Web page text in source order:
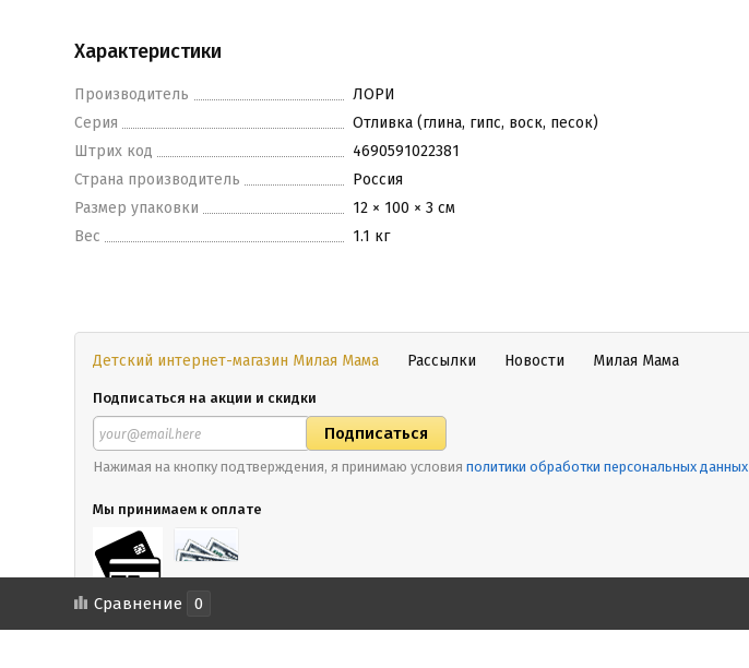
Характеристики
Производитель
ЛОРИ
Серия
Отливка (глина, гипс, воск, песок)
Штрих код
4690591022381
Страна производитель
Россия
Размер упаковки
12 × 100 × 3 см
Вес
1.1 кг
Детский интернет-магазин Милая Мама Рассылки Новости Милая Мама
Подписаться на акции и скидки
Нажимая на кнопку подтверждения, я принимаю условия политики обработки персональных данных
Мы принимаем к оплате
Сравнение 0